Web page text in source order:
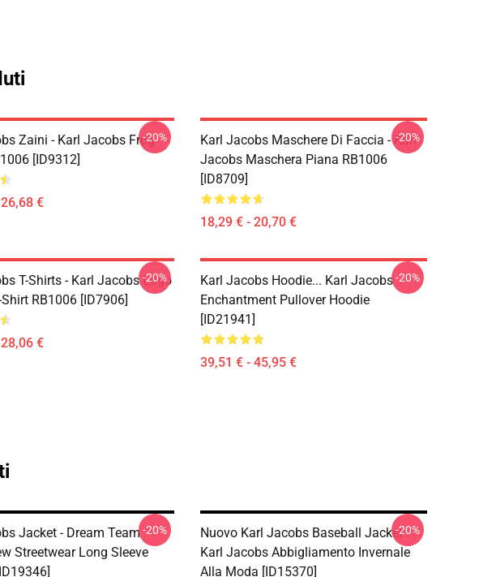
Zaini - Karl Jacobs Frog
[ID9312]
€
-20%
Karl Jacobs Maschere Di Faccia - Karl
Jacobs Maschera Piana RB1006
[ID8709]
18,29 € - 20,70 €
-20%
T-Shirts - Karl Jacobs Logo
RB1006 [ID7906]
€
-20%
Karl Jacobs Hoodie... Karl Jacobs
Enchantment Pullover Hoodie
[ID21941]
39,51 € - 45,95 €
-20%
Jacket - Dream Team
Streetwear Long Sleeve
-20%
Nuovo Karl Jacobs Baseball Jacket -
Karl Jacobs Abbigliamento Invernale
Alla Moda [ID15370]
-20%